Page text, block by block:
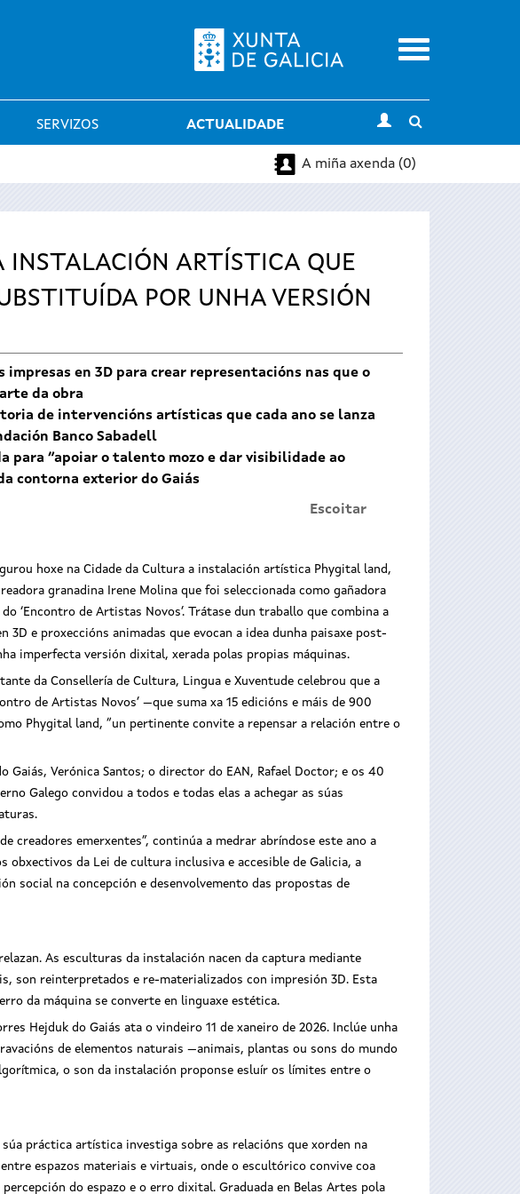
Menu
SERVIZOS ACTUALIDADE
search
A miña axenda (0)
INSTALACIÓN ARTÍSTICA QUE
POR UNHA VERSIÓN
en 3D para crear representacións nas que o
da obra
de intervencións artísticas que cada ano se lanza
Banco Sabadell
para “apoiar o talento mozo e dar visibilidade ao
contorna exterior do Gaiás
Escoitar
hoxe na Cidade da Cultura a instalación artística Phygital land,
granadina Irene Molina que foi seleccionada como gañadora
‘Encontro de Artistas Novos’. Trátase dun traballo que combina a
e proxeccións animadas que evocan a idea dunha paisaxe post-
imperfecta versión dixital, xerada polas propias máquinas.
da Consellería de Cultura, Lingua e Xuventude celebrou que a
de Artistas Novos’ —que suma xa 15 edicións e máis de 900
Phygital land, “un pertinente convite a repensar a relación entre o
Verónica Santos; o director do EAN, Rafael Doctor; e os 40
Galego convidou a todos e todas elas a achegar as súas
creadores emerxentes”, continúa a medrar abríndose este ano a
obxectivos da Lei de cultura inclusiva e accesible de Galicia, a
social na concepción e desenvolvemento das propostas de
As esculturas da instalación nacen da captura mediante
son reinterpretados e re-materializados con impresión 3D. Esta
da máquina se converte en linguaxe estética.
Hejduk do Gaiás ata o vindeiro 11 de xaneiro de 2026. Inclúe unha
de elementos naturais —animais, plantas ou sons do mundo
o son da instalación proponse esluír os límites entre o
práctica artística investiga sobre as relacións que xorden na
espazos materiais e virtuais, onde o escultórico convive coa
do espazo e o erro dixital. Graduada en Belas Artes pola